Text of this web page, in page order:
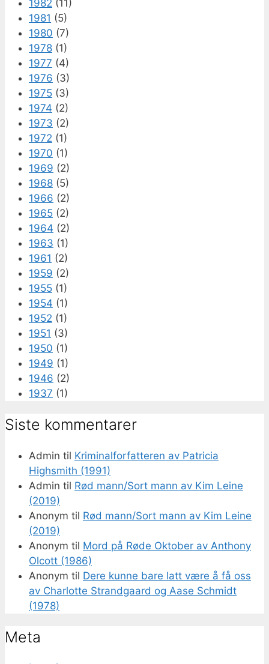
1982 (11)
1981 (5)
1980 (7)
1978 (1)
1977 (4)
1976 (3)
1975 (3)
1974 (2)
1973 (2)
1972 (1)
1970 (1)
1969 (2)
1968 (5)
1966 (2)
1965 (2)
1964 (2)
1963 (1)
1961 (2)
1959 (2)
1955 (1)
1954 (1)
1952 (1)
1951 (3)
1950 (1)
1949 (1)
1946 (2)
1937 (1)
Siste kommentarer
Admin til Kriminalforfatteren av Patricia
Highsmith (1991)
Admin til Rød mann/Sort mann av Kim Leine
(2019)
Anonym til Rød mann/Sort mann av Kim Leine
(2019)
Anonym til Mord på Røde Oktober av Anthony
Olcott (1986)
Anonym til Dere kunne bare latt være å få oss
av Charlotte Strandgaard og Aase Schmidt
(1978)
Meta